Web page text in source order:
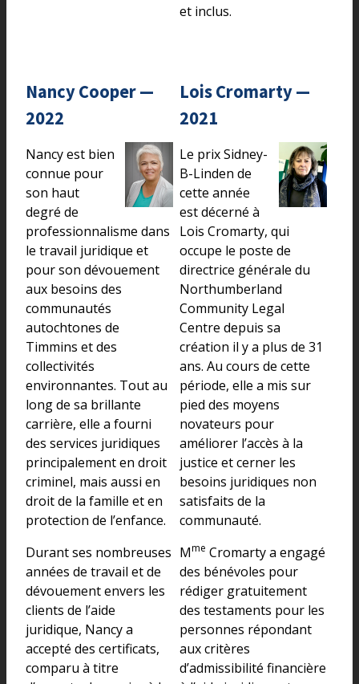
et inclus.
Nancy Cooper —
2022
Nancy est bien
connue pour
son haut
degré de
professionnalisme dans
le travail juridique et
pour son dévouement
aux besoins des
communautés
autochtones de
Timmins et des
collectivités
environnantes. Tout au
long de sa brillante
carrière, elle a fourni
des services juridiques
principalement en droit
criminel, mais aussi en
droit de la famille et en
protection de l’enfance.
Durant ses nombreuses
années de travail et de
dévouement envers les
clients de l’aide
juridique, Nancy a
accepté des certificats,
comparu à titre
Lois Cromarty —
2021
Le prix Sidney-
B-Linden de
cette année
est décerné à
Lois Cromarty, qui
occupe le poste de
directrice générale du
Northumberland
Community Legal
Centre depuis sa
création il y a plus de 31
ans. Au cours de cette
période, elle a mis sur
pied des moyens
novateurs pour
améliorer l’accès à la
justice et cerner les
besoins juridiques non
satisfaits de la
communauté.
Mme Cromarty a engagé
des bénévoles pour
rédiger gratuitement
des testaments pour les
personnes répondant
aux critères
d’admissibilité financière